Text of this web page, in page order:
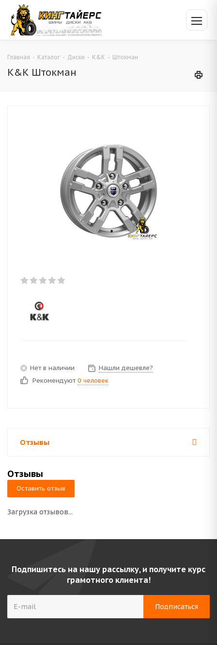
Главная - Каталог - Диски - K&K - Штокман
K&K Штокман
Нет в наличии
Нашли дешевле?
Рекомендуют 0 человек
Отзывы
Отзывы
Оставить отзыв
Загрузка отзывов...
Подпишитесь на нашу рассылку, и получите курс
грамотного клиента!